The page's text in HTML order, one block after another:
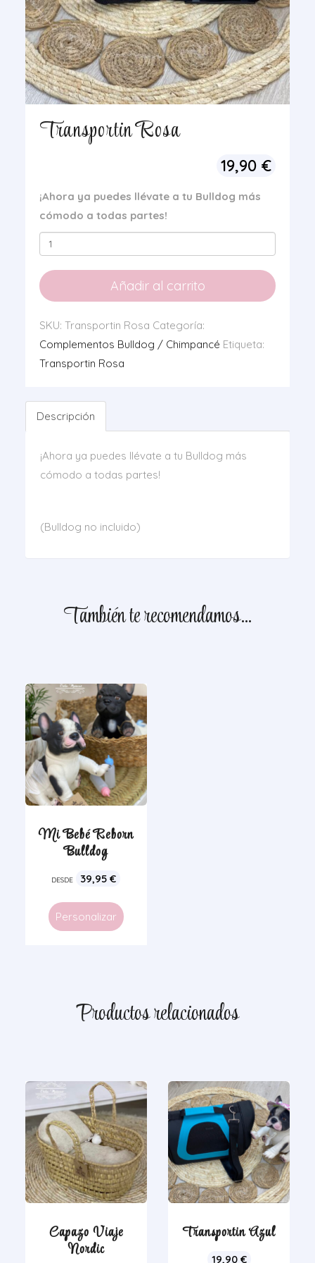
Transportin Rosa
19,90 €
¡Ahora ya puedes llévate a tu Bulldog más
cómodo a todas partes!
Transportin
Rosa
cantidad
Añadir al carrito
SKU: Transportin Rosa Categoría:
Complementos Bulldog / Chimpancé Etiqueta:
Transportin Rosa
Descripción
¡Ahora ya puedes llévate a tu Bulldog más
cómodo a todas partes!
(Bulldog no incluido)
También te recomendamos…
Mi Bebé Reborn
Bulldog
DESDE 39,95€
Personalizar
Productos relacionados
Capazo Viaje
Nordic
Transportin Azul
19,90 €